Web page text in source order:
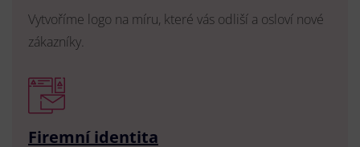
Vytvoříme logo na míru, které vás odliší a osloví nové
zákazníky.
Firemní identita